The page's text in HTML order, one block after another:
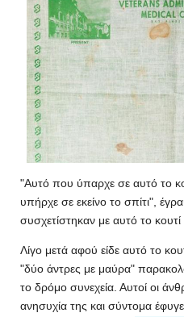
"Αυτό που ύπαρχε σε αυτό το
υπήρχε σε εκείνο το σπίτι",
συσχετίστηκαν με αυτό το κουτί
Λίγο μετά αφού είδε αυτό το
"δύο άντρες με μαύρα"
το δρόμο συνεχεία. Αυτοί οι
ανησυχία της και σύντομα